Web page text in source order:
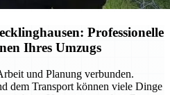
Professionelle
Ihres Umzugs
und Planung verbunden.
dem Transport können viele Dinge